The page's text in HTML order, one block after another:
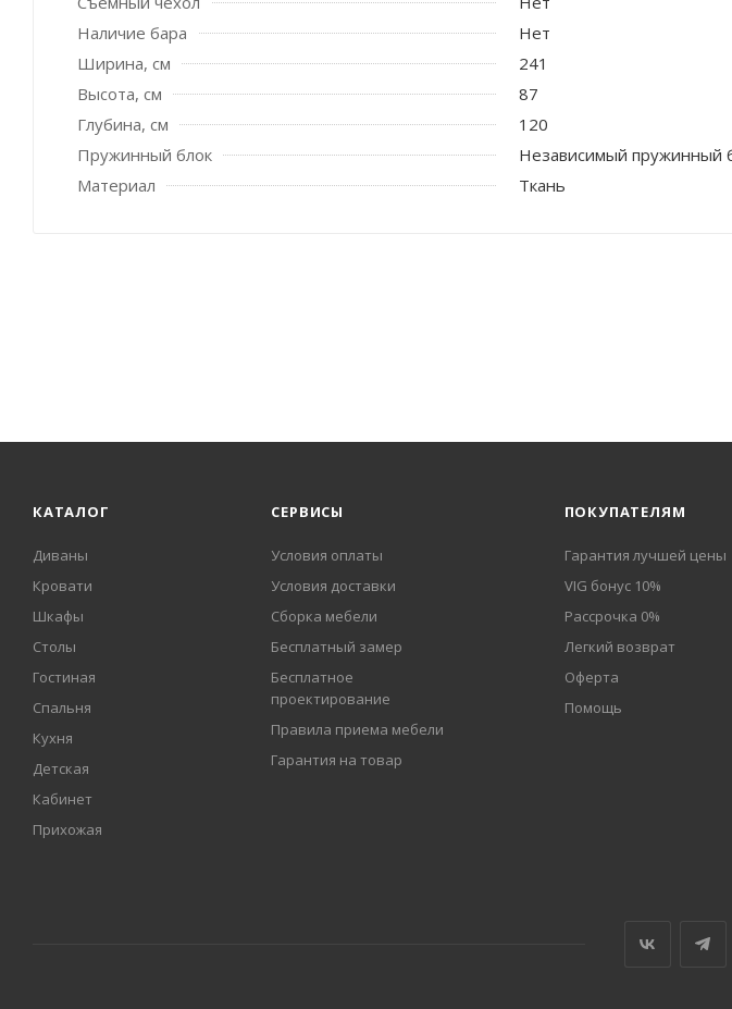
Наличие бара
Нет
Ширина, см
241
Высота, см
87
Глубина, см
120
Пружинный блок
Независимый пружинный
Материал
Ткань
КАТАЛОГ
Диваны
Кровати
Шкафы
Столы
Гостиная
Спальня
Кухня
Детская
Кабинет
Прихожая
СЕРВИСЫ
Условия оплаты
Условия доставки
Сборка мебели
Бесплатный замер
Бесплатное
проектирование
Правила приема мебели
Гарантия на товар
ПОКУПАТЕЛЯМ
Гарантия лучшей цены
VIG бонус 10%
Рассрочка 0%
Легкий возврат
Оферта
Помощь